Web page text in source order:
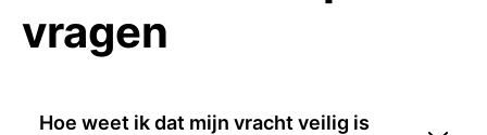
vragen
Hoe weet ik dat mijn vracht veilig is